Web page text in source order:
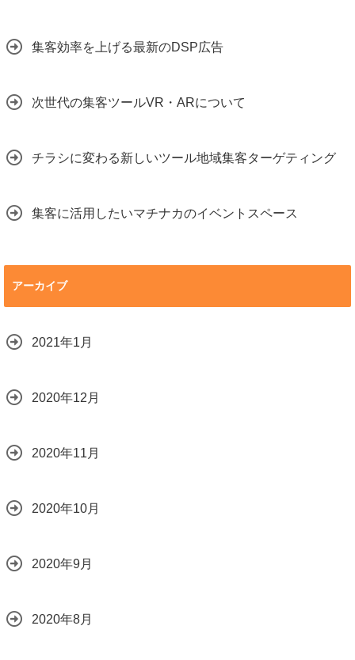
集客効率を上げる最新のDSP広告
次世代の集客ツールVR・ARについて
チラシに変わる新しいツール地域集客ターゲティング
集客に活用したいマチナカのイベントスペース
アーカイブ
2021年1月
2020年12月
2020年11月
2020年10月
2020年9月
2020年8月